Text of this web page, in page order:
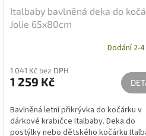
Italbaby bavlněná deka do
Jolie 65x80cm
produktu
je
z
5
hvězdiček.
Dodání 2-
1 041 Kč bez DPH
1 259 Kč
Bavlněná letní přikrývka do kočárku v
dárkové krabičce Italbaby. Deka do
postýlky nebo dětského kočárku